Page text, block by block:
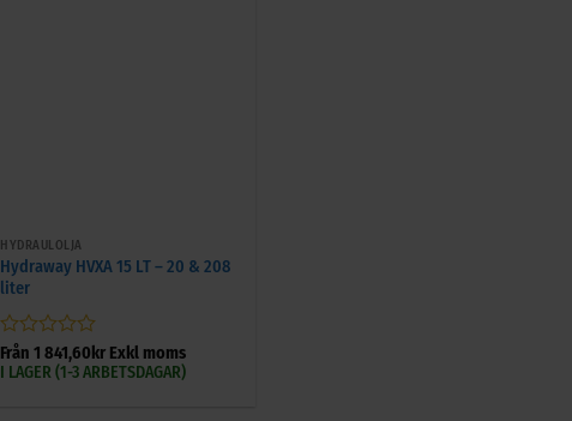
HYDRAULOLJA
Hydraway HVXA 15 LT – 20 & 208
liter
Betygsatt
0
Från1 841,60 kr Exkl moms
I LAGER (1-3 ARBETSDAGAR)